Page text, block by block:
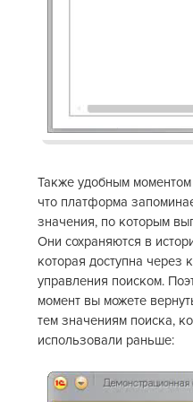
Также удобным моментом
что платформа
значения, по которым
Они сохраняются в
которая доступна через
управления поиском.
момент вы можете
тем значениям поиска,
использовали раньше: